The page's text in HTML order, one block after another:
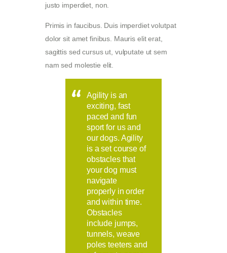
justo imperdiet, non.
Primis in faucibus. Duis imperdiet volutpat
dolor sit amet finibus. Mauris elit erat,
sagittis sed cursus ut, vulputate ut sem
nam sed molestie elit.
Agility is an
exciting, fast
paced and fun
sport for us and
our dogs. Agility
is a set course of
obstacles that
your dog must
navigate
properly in order
and within time.
Obstacles
include jumps,
tunnels, weave
poles teeters and